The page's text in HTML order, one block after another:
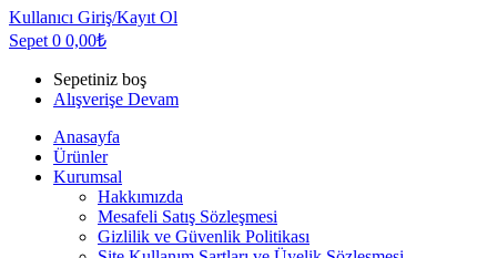
Kullanıcı Giriş/Kayıt Ol
Sepet 0 0,00₺
Sepetiniz boş
Alışverişe Devam
Anasayfa
Ürünler
Kurumsal
Hakkımızda
Mesafeli Satış Sözleşmesi
Gizlilik ve Güvenlik Politikası